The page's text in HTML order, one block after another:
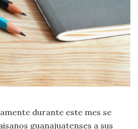
durante este mes se
guanajuatenses a sus